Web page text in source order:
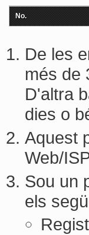
No.
De les
més de
D'altra
dies o
Aquest
Web/
Sou un
els